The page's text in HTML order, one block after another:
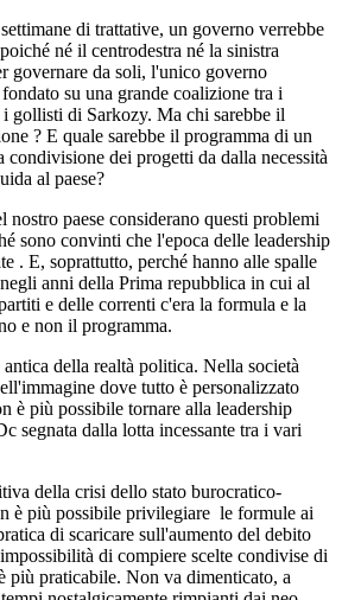
di trattative, un governo verrebbe
né il centrodestra né la sinistra
governare da soli, l'unico governo
su una grande coalizione tra i
gollisti di Sarkozy. Ma chi sarebbe il
? E quale sarebbe il programma di un
condivisione dei progetti da dalla necessità
al paese?
paese considerano questi problemi
sono convinti che l'epoca delle leadership
. E, soprattutto, perché hanno alle spalle
anni della Prima repubblica in cui al
e delle correnti c'era la formula e la
e non il programma.
della realtà politica. Nella società
dove tutto è personalizzato
è più possibile tornare alla leadership
segnata dalla lotta incessante tra i vari
della crisi dello stato burocratico-
è più possibile privilegiare le formule ai
di scaricare sull'aumento del debito
di compiere scelte condivise di
più praticabile. Non va dimenticato, a